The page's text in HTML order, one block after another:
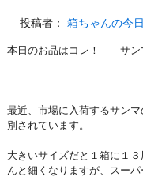
投稿者：箱ちゃんの今
本日のお品はコレ！ サン
最近、市場に入荷するサン
別されています。
大きいサイズだと１箱に１
んと細くなりますが、スー